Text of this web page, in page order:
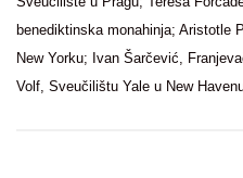
benediktinska monahinja; Aristotle
New Yorku; Ivan Šarčević,
Volf, Sveučilištu Yale u New